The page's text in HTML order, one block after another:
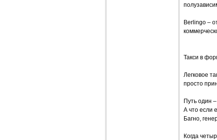
Berlingo –
Такси в
Легковое
просто
Путь один
А что если
Багно,
Когда